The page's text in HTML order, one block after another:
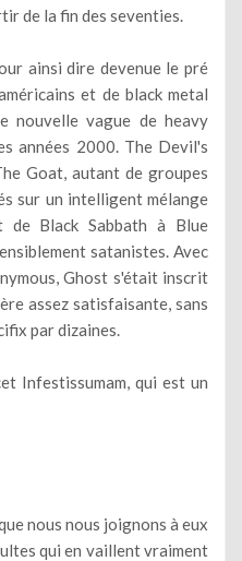
de la fin des seventies.
ainsi dire devenue le pré
et de black metal
nouvelle vague de heavy
années 2000. The Devil's
Goat, autant de groupes
sur un intelligent mélange
de Black Sabbath à Blue
satanistes. Avec
Ghost s'était inscrit
assez satisfaisante, sans
par dizaines.
Infestissumam, qui est un
nous nous joignons à eux
qui en vaillent vraiment